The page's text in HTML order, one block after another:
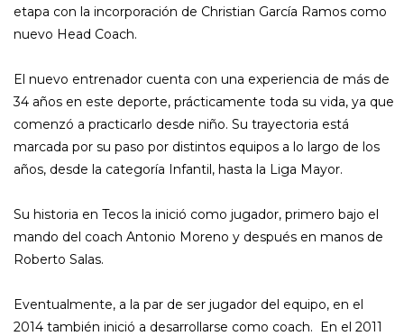
etapa con la incorporación de Christian García Ramos como
nuevo Head Coach.
El nuevo entrenador cuenta con una experiencia de más de
34 años en este deporte, prácticamente toda su vida, ya que
comenzó a practicarlo desde niño. Su trayectoria está
marcada por su paso por distintos equipos a lo largo de los
años, desde la categoría Infantil, hasta la Liga Mayor.
Su historia en Tecos la inició como jugador, primero bajo el
mando del coach Antonio Moreno y después en manos de
Roberto Salas.
Eventualmente, a la par de ser jugador del equipo, en el
2014 también inició a desarrollarse como coach. En el 2011